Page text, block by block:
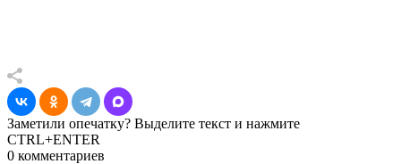
Заметили опечатку? Выделите текст и нажмите
CTRL+ENTER
0 комментариев